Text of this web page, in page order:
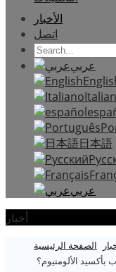
الأخبار
اتصل
عربي
日本語
عربي
أخبار
الصفحة الرئيسية
بأكسيد الألومنيوم؟